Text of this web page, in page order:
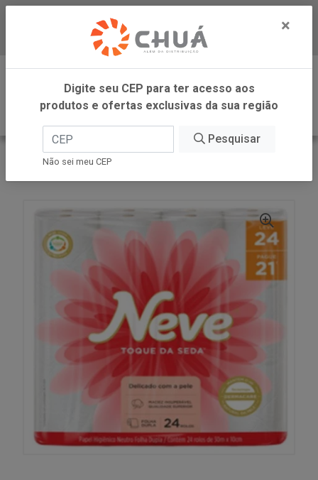
Baixe já nosso APP
0
INÍCIO
SUZANO - NEVE
×
Digite seu CEP para ter acesso aos
produtos e ofertas exclusivas da sua região
Pesquisar
Não sei meu CEP